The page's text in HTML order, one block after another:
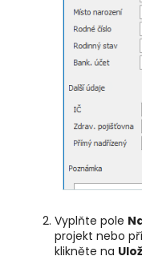
Vyplňte pole
projekt nebo
klikněte na Ulož